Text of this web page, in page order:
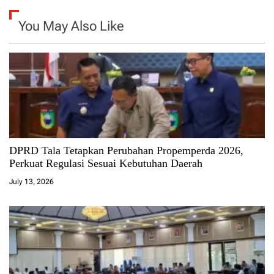
You May Also Like
DPRD Tala Tetapkan Perubahan Propemperda 2026,
Perkuat Regulasi Sesuai Kebutuhan Daerah
July 13, 2026